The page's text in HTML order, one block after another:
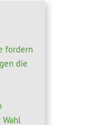
fordern
die